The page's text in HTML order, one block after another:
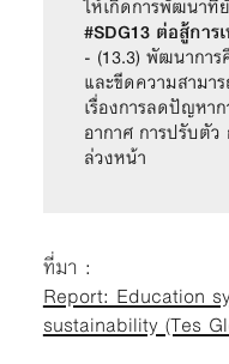
#SDG13 ต่อสู้กา
- (13.3) พัฒนาการ
และขีดความสามา
เรื่องการลดปัญหา
อากาศ การปรับตั
ล่วงหน้า
ที่มา :
Report: Education
sustainability (Tes